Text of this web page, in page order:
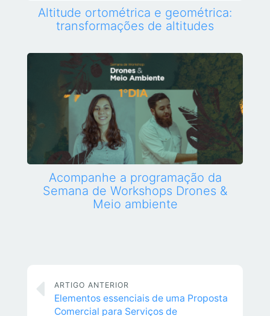
Altitude ortométrica e geométrica:
transformações de altitudes
Acompanhe a programação da
Semana de Workshops Drones &
Meio ambiente
ARTIGO ANTERIOR
Elementos essenciais de uma Proposta
Comercial para Serviços de